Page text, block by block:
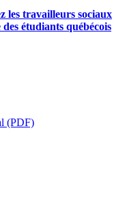
les travailleurs sociaux
étudiants québécois
(PDF)